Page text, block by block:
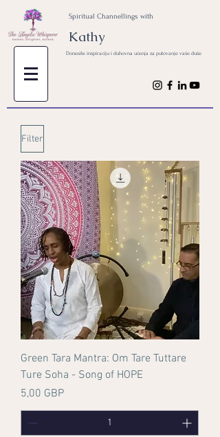
Kathy
Spiritual Channellings with
Donesite inspiraciju i duhovna učenja za putovanje vaše duše
Filter
Green Tara Mantra: Om Tare Tuttare
Ture Soha - Song of HOPE
Price
5,00 GBP